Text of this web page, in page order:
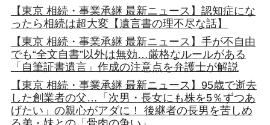
【東京 相続・事業承継 最新ニュース】認知症にな
ったら相続は超大変【遺言書の理不尽な話】
【東京 相続・事業承継 最新ニュース】手が不自由
でも“全文自書”以外は無効…厳格なルールがある
「自筆証書遺言」作成の注意点を弁護士が解説
【東京 相続・事業承継 最新ニュース】95歳で逝去
した創業者の父…「次男・長女にも株を5％ずつあ
げたい」の親心がアダに！ 後継者の長男を苦しめ